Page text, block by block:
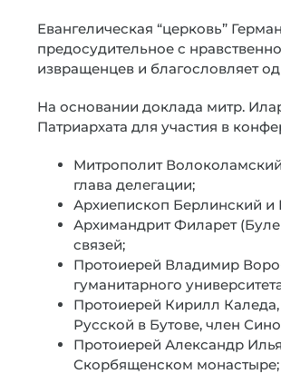
Евангелическая “церковь”
предосудительное с
извращенцев и благословляет
На основании доклада митр.
Патриархата для участия в
Митрополит
глава делегации;
Архиепископ Берлинский
Архимандрит Филарет
связей;
Протоиерей Владимир
гуманитарного
Протоиерей Кирилл
Русской в Бутове, член
Протоиерей Александр
Скорбященском монастыре;